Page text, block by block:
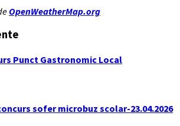
OpenWeatherMap.org
Punct Gastronomic Local
sofer microbuz scolar-23.04.2026